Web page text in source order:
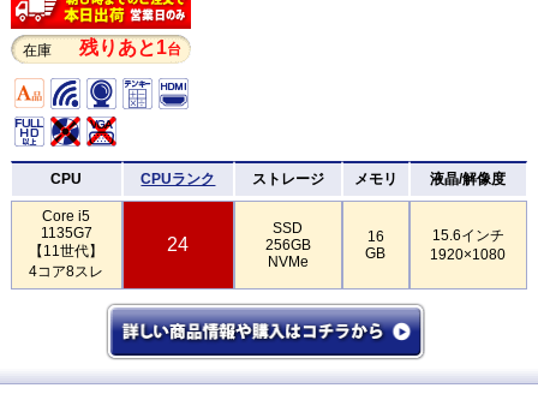
在庫 残りあと1台
CPU CPUランク ストレージ メモリ 液晶/解像度
Core i5
1135G7
【11世代】
4コア8スレ
24
SSD
256GB
NVMe
16
GB
15.6インチ
1920×1080